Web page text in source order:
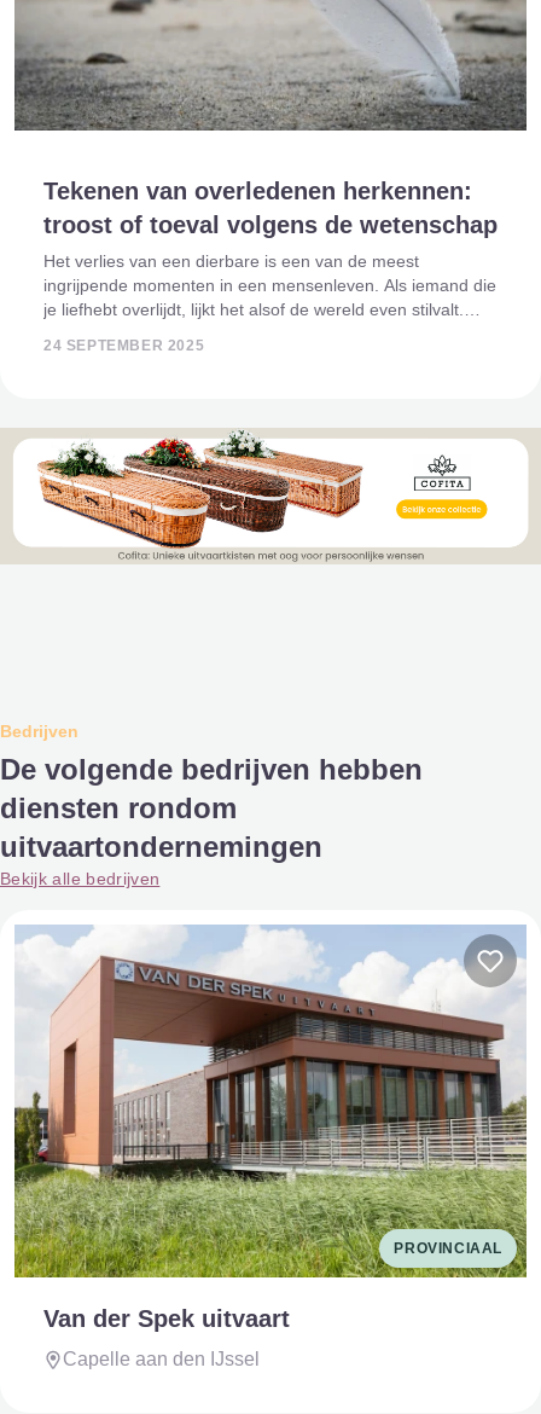
Tekenen van overledenen herkennen:
troost of toeval volgens de wetenschap
Het verlies van een dierbare is een van de meest
ingrijpende momenten in een mensenleven. Als iemand die
je liefhebt overlijdt, lijkt het alsof de wereld even stilvalt.
24 SEPTEMBER 2025
Bedrijven
De volgende bedrijven hebben
diensten rondom
uitvaartondernemingen
Bekijk alle bedrijven
PROVINCIAAL
Van der Spek uitvaart
Capelle aan den IJssel